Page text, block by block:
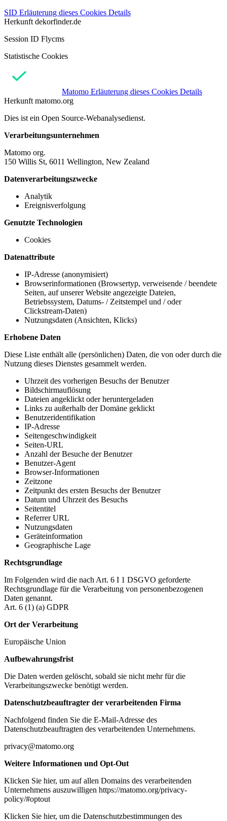
SID Erläuterung dieses Cookies Details
Herkunft dekorfinder.de
Session ID Flycms
Statistische Cookies
Matomo Erläuterung dieses Cookies Details
Herkunft matomo.org
Dies ist ein Open Source-Webanalysedienst.
Verarbeitungsunternehmen
Matomo org.
150 Willis St, 6011 Wellington, New Zealand
Datenverarbeitungszwecke
Analytik
Ereignisverfolgung
Genutzte Technologien
Cookies
Datenattribute
IP-Adresse (anonymisiert)
Browserinformationen (Browsertyp, verweisende / beendete
Seiten, auf unserer Website angezeigte Dateien,
Betriebssystem, Datums- / Zeitstempel und / oder
Clickstream-Daten)
Nutzungsdaten (Ansichten, Klicks)
Erhobene Daten
Diese Liste enthält alle (persönlichen) Daten, die von oder durch die
Nutzung dieses Dienstes gesammelt werden.
Uhrzeit des vorherigen Besuchs der Benutzer
Bildschirmauflösung
Dateien angeklickt oder heruntergeladen
Links zu außerhalb der Domäne geklickt
Benutzeridentifikation
IP-Adresse
Seitengeschwindigkeit
Seiten-URL
Anzahl der Besuche der Benutzer
Benutzer-Agent
Browser-Informationen
Zeitzone
Zeitpunkt des ersten Besuchs der Benutzer
Datum und Uhrzeit des Besuchs
Seitentitel
Referrer URL
Nutzungsdaten
Geräteinformation
Geographische Lage
Rechtsgrundlage
Im Folgenden wird die nach Art. 6 I 1 DSGVO geforderte
Rechtsgrundlage für die Verarbeitung von personenbezogenen
Daten genannt.
Art. 6 (1) (a) GDPR
Ort der Verarbeitung
Europäische Union
Aufbewahrungsfrist
Die Daten werden gelöscht, sobald sie nicht mehr für die
Verarbeitungszwecke benötigt werden.
Datenschutzbeauftragter der verarbeitenden Firma
Nachfolgend finden Sie die E-Mail-Adresse des
Datenschutzbeauftragten des verarbeitenden Unternehmens.
privacy@matomo.org
Weitere Informationen und Opt-Out
Klicken Sie hier, um auf allen Domains des verarbeitenden
Unternehmens auszuwilligen https://matomo.org/privacy-
policy/#optout
Klicken Sie hier, um die Datenschutzbestimmungen des